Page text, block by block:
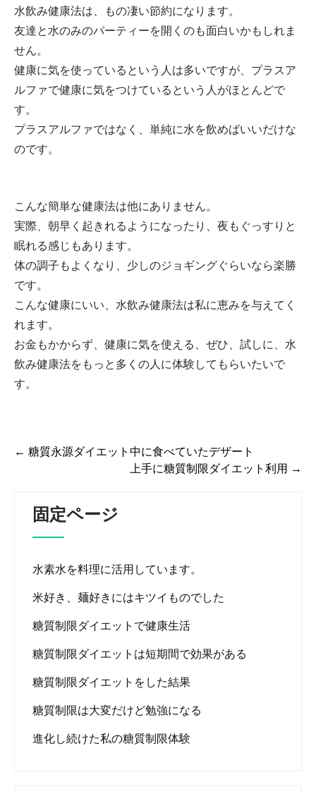
水飲み健康法は、もの凄い節約になります。
友達と水のみのパーティーを開くのも面白いかもしれま
せん。
健康に気を使っているという人は多いですが、プラスア
ルファで健康に気をつけているという人がほとんどで
す。
プラスアルファではなく、単純に水を飲めばいいだけな
のです。
こんな簡単な健康法は他にありません。
実際、朝早く起きれるようになったり、夜もぐっすりと
眠れる感じもあります。
体の調子もよくなり、少しのジョギングぐらいなら楽勝
です。
こんな健康にいい、水飲み健康法は私に恵みを与えてく
れます。
お金もかからず、健康に気を使える、ぜひ、試しに、水
飲み健康法をもっと多くの人に体験してもらいたいで
す。
投
← 糖質永源ダイエット中に食べていたデザート
上手に糖質制限ダイエット利用 →
固定ページ
水素水を料理に活用しています。
米好き、麺好きにはキツイものでした
糖質制限ダイエットで健康生活
糖質制限ダイエットは短期間で効果がある
糖質制限ダイエットをした結果
糖質制限は大変だけど勉強になる
進化し続けた私の糖質制限体験